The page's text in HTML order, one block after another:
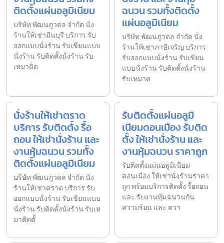
ติดตั้งแผ่นอลูมิเนียม
บริษัท พัฒนภูวดล จำกัด นั่ง
ร้านให้เช่ามีนบุรี บริการ รับ
ออกแบบนั่งร้าน รับเขียนแบบ
นั่งร้าน รับติดตั้งนั่งร้าน รับ
เหมาติด
ฉนวน รวมทั้งติดตั้ง
แผ่นอลูมิเนียม
บริษัท พัฒนภูวดล จำกัด นั่ง
ร้านให้เช่าภาษีเจริญ บริการ
รับออกแบบนั่งร้าน รับเขียน
แบบนั่งร้าน รับติดตั้งนั่งร้าน
รับเหมาต
นั่งร้านให้เช่าตราด
บริการ รับติดตั้ง รื้อ
ถอน ให้เช่านั่งร้าน และ
งานหุ้มฉนวน รวมทั้ง
ติดตั้งแผ่นอลูมิเนียม
บริษัท พัฒนภูวดล จำกัด นั่ง
ร้านให้เช่าตราด บริการ รับ
ออกแบบนั่งร้าน รับเขียนแบบ
นั่งร้าน รับติดตั้งนั่งร้าน รับเห
มาติดตั้
รับติดตั้งแผ่นอลูมิ
เนียมดอนเมือง รับติด
ตั้ง ให้เช่านั่งร้าน และ
งานหุ้มฉนวน ราคาถูก
รับติดตั้งแผ่นอลูมิเนียม
ดอนเมือง ให้เช่านั่งร้านราคา
ถูก พร้อมบริการติดตั้ง รื้อถอน
และ รับงานหุ้มฉนวนกัน
ความร้อน และ ควา